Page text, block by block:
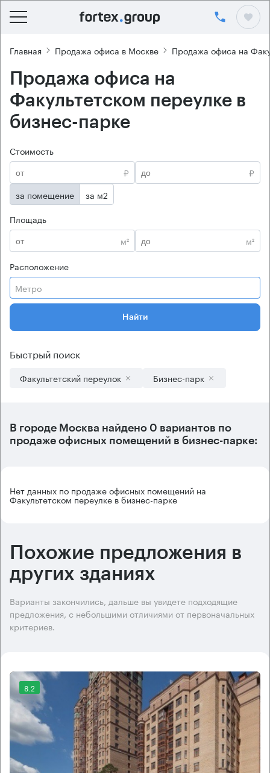
Главная Продажа офиса в Москве Продажа офиса на
Продажа офиса на
Факультетском переулке в
бизнес-парке
Стоимость
₽
₽
за помещение
за м2
Площадь
м²
м²
Расположение
Метро
Найти
Быстрый поиск
Факультетский переулок Бизнес-парк
В городе Москва найдено 0 вариантов по
продаже офисных помещений в бизнес-парке:
Нет данных по продаже офисных помещений на
Факультетском переулке в бизнес-парке
Похожие предложения в
других зданиях
Варианты закончились, дальше вы увидете подходящие
предложения, с небольшими отличиями от первоначальных
критериев.
8.2